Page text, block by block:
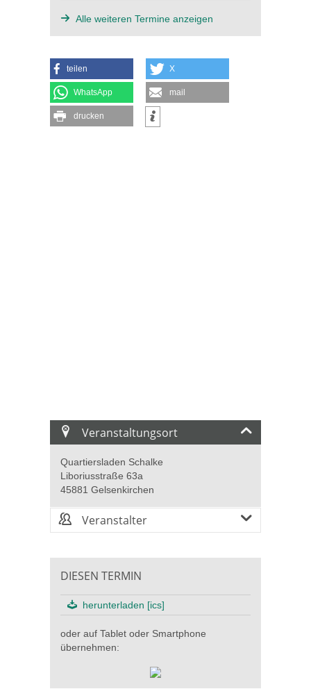
Alle weiteren Termine anzeigen
teilen X
WhatsApp mail
drucken
Veranstaltungsort
Quartiersladen Schalke
Liboriusstraße 63a
45881 Gelsenkirchen
Veranstalter
DIESEN TERMIN
herunterladen [ics]
oder auf Tablet oder Smartphone
übernehmen: